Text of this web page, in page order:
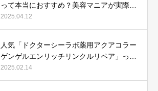
って本当におすすめ？美容マニアが実際使
用して口コミを検証！
2025.04.12
人気「ドクターシーラボ薬用アクアコラー
ゲンゲルエンリッチリンクルリペア」って
本当におすすめ？美容マニアが実際使用し
て口コミを検証
2025.02.14